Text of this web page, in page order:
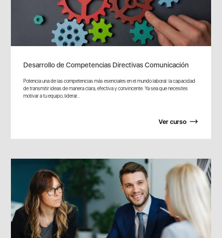
Desarrollo de Competencias Directivas Comunicación
Potencia una de las competencias más esenciales en el mundo laboral: la capacidad
de transmitir ideas de manera clara, efectiva y convincente. Ya sea que necesites
motivar a tu equipo, liderar...
Ver curso